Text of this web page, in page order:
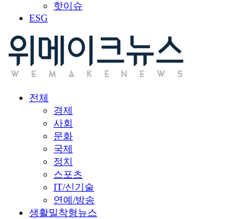
핫이슈
ESG
전체
경제
사회
문화
국제
정치
스포츠
IT/신기술
연예/방송
생활밀착형뉴스